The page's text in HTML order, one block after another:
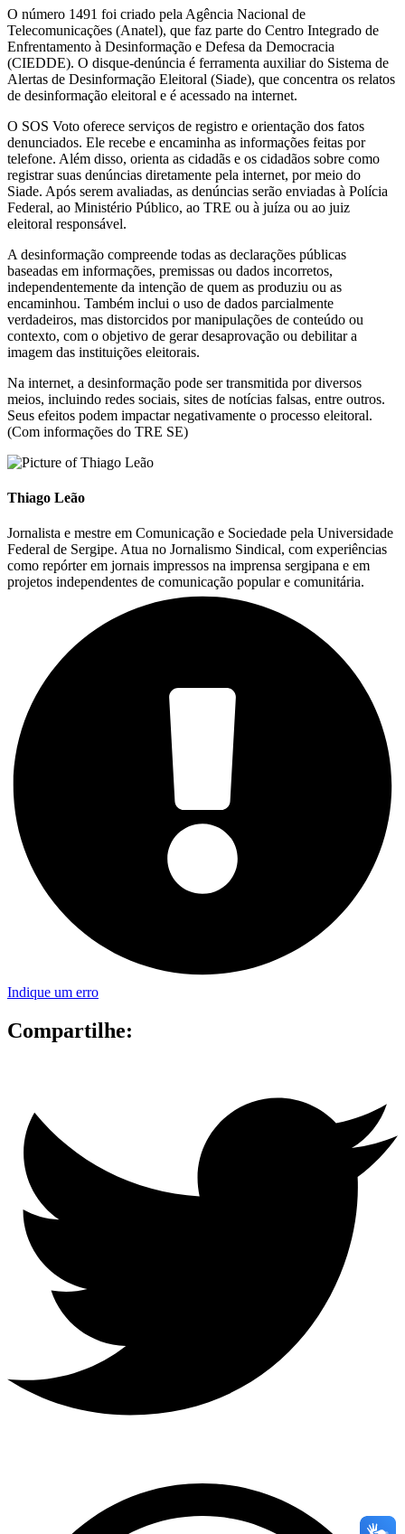
O número 1491 foi criado pela Agência Nacional de
Telecomunicações (Anatel), que faz parte do Centro Integrado de
Enfrentamento à Desinformação e Defesa da Democracia
(CIEDDE). O disque-denúncia é ferramenta auxiliar do Sistema de
Alertas de Desinformação Eleitoral (Siade), que concentra os relatos
de desinformação eleitoral e é acessado na internet.
O SOS Voto oferece serviços de registro e orientação dos fatos
denunciados. Ele recebe e encaminha as informações feitas por
telefone. Além disso, orienta as cidadãs e os cidadãos sobre como
registrar suas denúncias diretamente pela internet, por meio do
Siade. Após serem avaliadas, as denúncias serão enviadas à Polícia
Federal, ao Ministério Público, ao TRE ou à juíza ou ao juiz
eleitoral responsável.
A desinformação compreende todas as declarações públicas
baseadas em informações, premissas ou dados incorretos,
independentemente da intenção de quem as produziu ou as
encaminhou. Também inclui o uso de dados parcialmente
verdadeiros, mas distorcidos por manipulações de conteúdo ou
contexto, com o objetivo de gerar desaprovação ou debilitar a
imagem das instituições eleitorais.
Na internet, a desinformação pode ser transmitida por diversos
meios, incluindo redes sociais, sites de notícias falsas, entre outros.
Seus efeitos podem impactar negativamente o processo eleitoral.
(Com informações do TRE SE)
Thiago Leão
Jornalista e mestre em Comunicação e Sociedade pela Universidade
Federal de Sergipe. Atua no Jornalismo Sindical, com experiências
como repórter em jornais impressos na imprensa sergipana e em
projetos independentes de comunicação popular e comunitária.
Indique um erro
Compartilhe: